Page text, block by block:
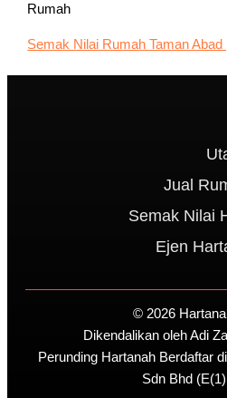
Rumah
Semak Nilai Rumah Taman Abad
Jual
Semak Nilai
Ejen
© 2026
Dikendalikan oleh Adi
Perunding Hartanah Berdaftar
Sdn Bhd